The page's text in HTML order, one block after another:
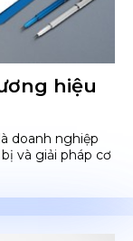
hiệu
doanh nghiệp
và giải pháp cơ